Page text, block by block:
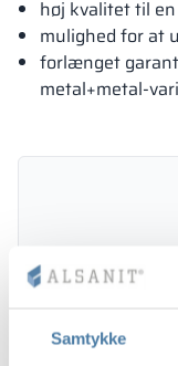
Samtykke
høj kvalitet til
mulighed for at
forlænget
metal+metal-